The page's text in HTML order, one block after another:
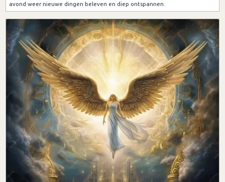
avond weer nieuwe dingen beleven en diep ontspannen.